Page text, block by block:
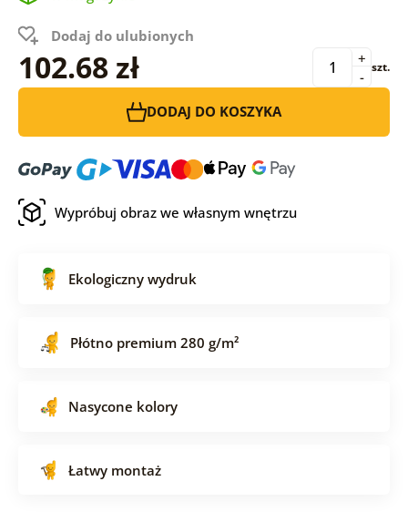
Dodaj do ulubionych
102.68 zł -
+ szt.
DODAJ DO KOSZYKA
Wypróbuj obraz we własnym wnętrzu
Ekologiczny wydruk
Płótno premium 280 g/m²
Nasycone kolory
Łatwy montaż